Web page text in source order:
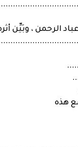
الرحمن ، وبَيِّن
هذه